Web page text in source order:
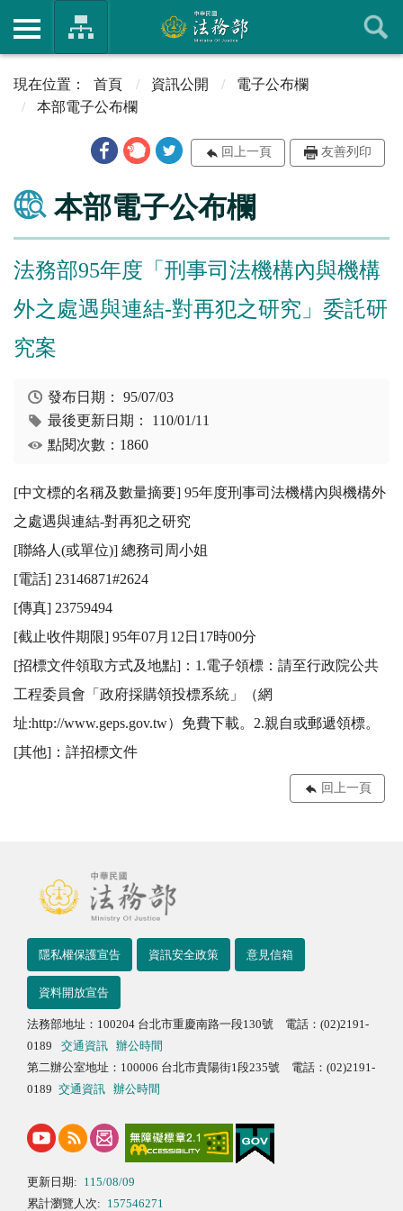
首頁 資訊公開
電子公布欄
本部電子公布欄
回上一頁 友善列印
本部電子公布欄
法務部95年度「刑事司法機構內與機構
外之處遇與連結-對再犯之研究」委託研
究案
發布日期：95/07/03
最後更新日期： 110/01/11
點閱次數：1860
[中文標的名稱及數量摘要] 95年度刑事司法機構內與機構外
之處遇與連結-對再犯之研究
[聯絡人(或單位)] 總務司周小姐
[電話] 23146871#2624
[傳真] 23759494
[截止收件期限] 95年07月12日17時00分
[招標文件領取方式及地點]：1.電子領標：請至行政院公共
工程委員會「政府採購領投標系統」（網
址:http://www.geps.gov.tw）免費下載。2.親自或郵遞領標。
[其他]：詳招標文件
回上一頁
隱私權保護宣告 資訊安全政策 意見信箱
資料開放宣告
法務部地址：100204 台北市重慶南路一段130號 電話：(02)2191-
0189
交通資訊
辦公時間
第二辦公室地址：100006 台北市貴陽街1段235號 電話：(02)2191-
0189 交通資訊 辦公時間
更新日期: 115/08/09
累計瀏覽人次: 157546271